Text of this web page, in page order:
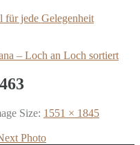
für jede Gelegenheit
– Loch an Loch sortiert
Size: 1551 × 1845
Photo